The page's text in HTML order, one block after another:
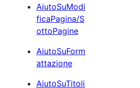
AiutoSuModi
ficaPagina/S
ottoPagine
AiutoSuForm
attazione
AiutoSuTitoli